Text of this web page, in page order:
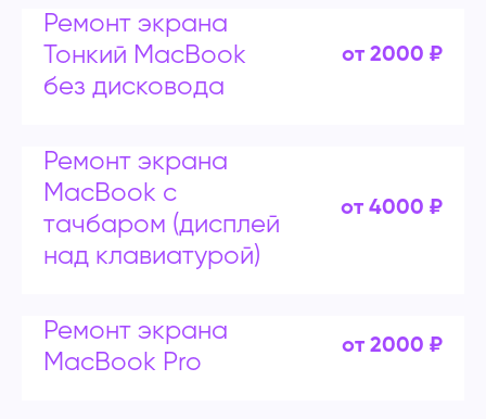
Ремонт экрана
Тонкий MacBook
без дисковода
от 2000 ₽
Ремонт экрана
MacBook с
тачбаром (дисплей
над клавиатурой)
от 4000 ₽
Ремонт экрана
MacBook Pro
от 2000 ₽